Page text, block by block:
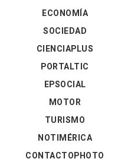
ECONOMÍA
SOCIEDAD
CIENCIAPLUS
PORTALTIC
EPSOCIAL
MOTOR
TURISMO
NOTIMÉRICA
CONTACTOPHOTO